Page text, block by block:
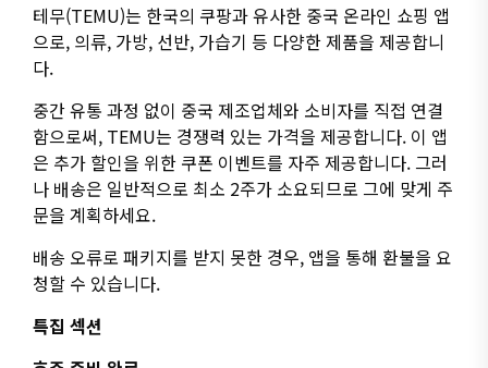
테무(TEMU)는 한국의 쿠팡과 유사한 중국 온라인 쇼핑 앱
으로, 의류, 가방, 선반, 가습기 등 다양한 제품을 제공합니
다.
중간 유통 과정 없이 중국 제조업체와 소비자를 직접 연결
함으로써, TEMU는 경쟁력 있는 가격을 제공합니다. 이 앱
은 추가 할인을 위한 쿠폰 이벤트를 자주 제공합니다. 그러
나 배송은 일반적으로 최소 2주가 소요되므로 그에 맞게 주
문을 계획하세요.
배송 오류로 패키지를 받지 못한 경우, 앱을 통해 환불을 요
청할 수 있습니다.
특집 섹션